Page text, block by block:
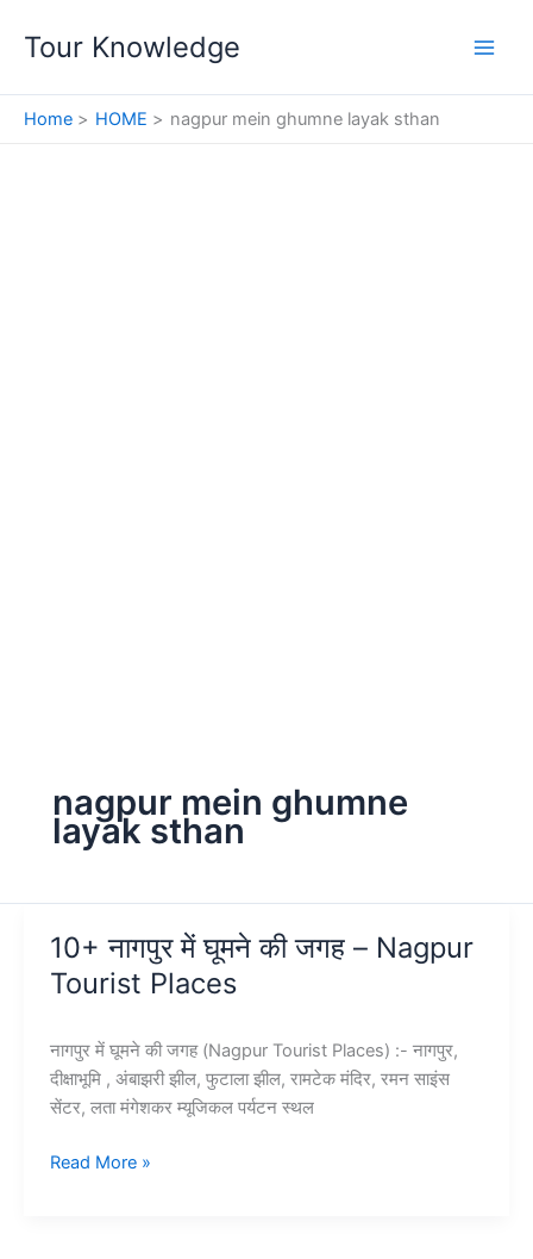
Tour Knowledge
Home HOME nagpur mein ghumne layak sthan
nagpur mein ghumne
layak sthan
10+ नागपुर में घूमने की जगह – Nagpur
Tourist Places
नागपुर में घूमने की जगह (Nagpur Tourist Places) :- नागपुर,
दीक्षाभूमि , अंबाझरी झील, फुटाला झील, रामटेक मंदिर, रमन साइंस
सेंटर, लता मंगेशकर म्यूजिकल पर्यटन स्थल
10+
Read More »